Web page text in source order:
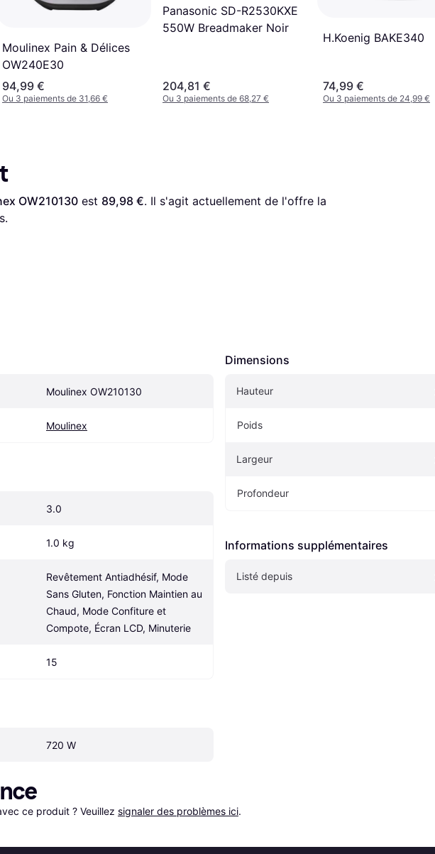
Moulinex Pain & Délices
OW240E30
94,99 €
Ou 3 paiements de 31,66 €
Panasonic SD-R2530KXE
550W Breadmaker Noir
204,81 €
Ou 3 paiements de 68,27 €
H.Koenig BAKE340
74,99 €
Ou 3 paiements de 24,99 €
OW210130 est 89,98 €. Il s'agit actuellement de l'offre la
Moulinex OW210130
Moulinex
3.0
1.0 kg
Revêtement Antiadhésif, Mode
Sans Gluten, Fonction Maintien au
Chaud, Mode Confiture et
Compote, Écran LCD, Minuterie
15
720 W
Dimensions
Hauteur
Poids
Largeur
Profondeur
Informations supplémentaires
Listé depuis
ce produit ? Veuillez signaler des problèmes ici.